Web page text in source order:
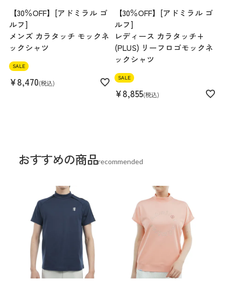
【30％OFF】[アドミラル ゴ
ルフ]
メンズ カラタッチ モックネ
ックシャツ
SALE
¥8,470 税込
【30％OFF】[アドミラル ゴ
ルフ]
レディース カラタッチ+
(PLUS) リーフロゴモックネ
ックシャツ
SALE
¥8,855 税込
おすすめの商品recommended